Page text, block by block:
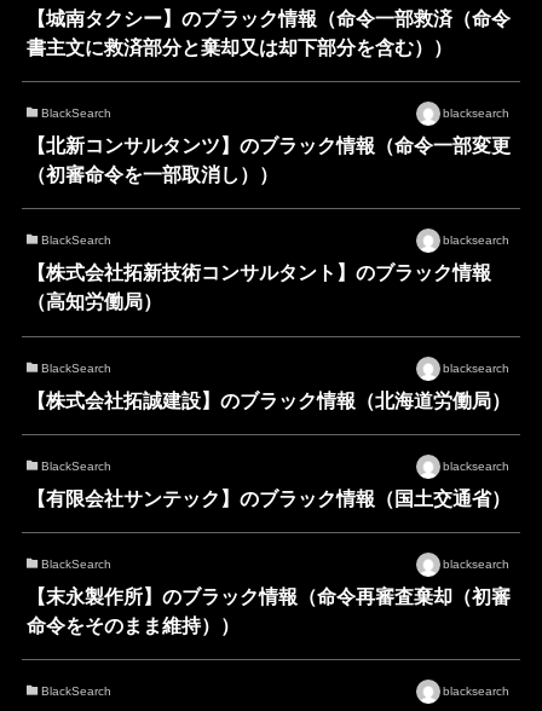
【城南タクシー】のブラック情報（命令一部救済（命令
書主文に救済部分と棄却又は却下部分を含む））
BlackSearch blacksearch
【北新コンサルタンツ】のブラック情報（命令一部変更
（初審命令を一部取消し））
BlackSearch blacksearch
【株式会社拓新技術コンサルタント】のブラック情報
（高知労働局）
BlackSearch blacksearch
【株式会社拓誠建設】のブラック情報（北海道労働局）
BlackSearch blacksearch
【有限会社サンテック】のブラック情報（国土交通省）
BlackSearch blacksearch
【末永製作所】のブラック情報（命令再審査棄却（初審
命令をそのまま維持））
BlackSearch blacksearch